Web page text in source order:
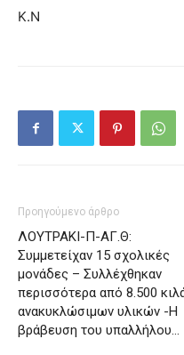
Κ.Ν
Προηγούμενο άρθρο
ΛΟΥΤΡΑΚΙ-Π-ΑΓ.Θ:
Συμμετείχαν 15 σχολικές
μονάδες – Συλλέχθηκαν
περισσότερα από 8.500
ανακυκλώσιμων υλικών -Η
βράβευση του υπαλλήλου…